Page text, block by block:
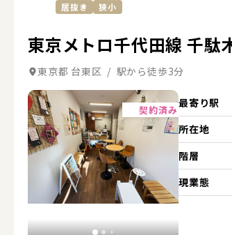
居抜き 狭小
東京メトロ千代田線 千駄
東京都 台東区 / 駅から徒歩3分
契約済み
詳細を見る
最寄り駅
所在地
階層
現業態